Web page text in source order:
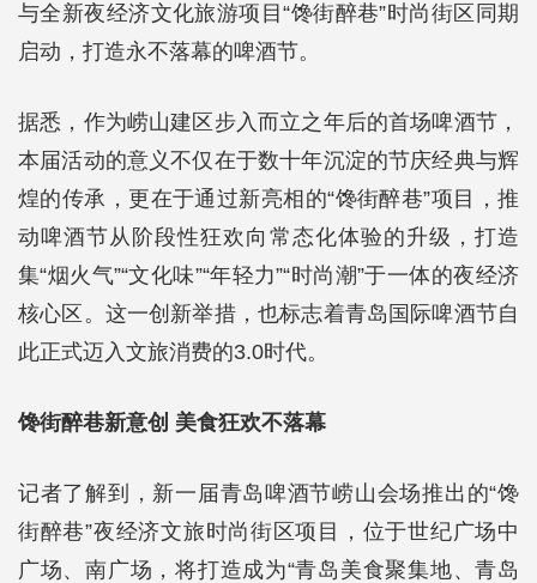
与全新夜经济文化旅游项目“馋街醉巷”时尚街区同期
启动，打造永不落幕的啤酒节。
据悉，作为崂山建区步入而立之年后的首场啤酒节，
本届活动的意义不仅在于数十年沉淀的节庆经典与辉
煌的传承，更在于通过新亮相的“馋街醉巷”项目，推
动啤酒节从阶段性狂欢向常态化体验的升级，打造
集“烟火气”“文化味”“年轻力”“时尚潮”于一体的夜经济
核心区。这一创新举措，也标志着青岛国际啤酒节自
此正式迈入文旅消费的3.0时代。
馋街醉巷新意创 美食狂欢不落幕
记者了解到，新一届青岛啤酒节崂山会场推出的“馋
街醉巷”夜经济文旅时尚街区项目，位于世纪广场中
广场、南广场，将打造成为“青岛美食聚集地、青岛